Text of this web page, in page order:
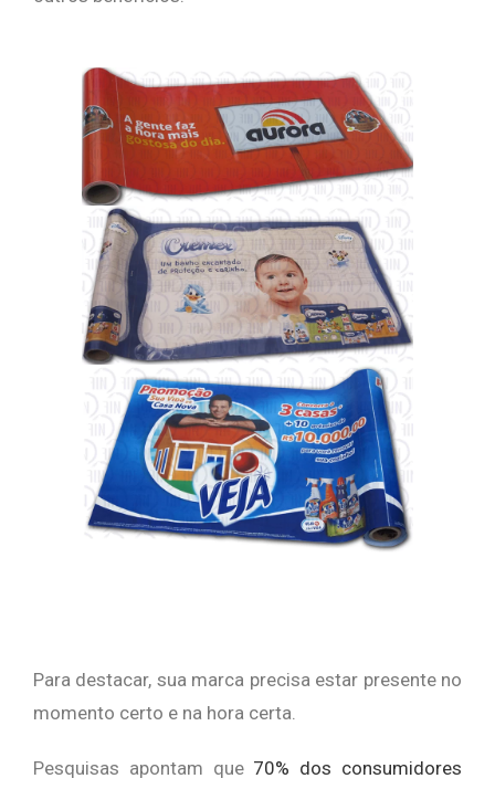
Para destacar, sua marca precisa estar presente no
momento certo e na hora certa.
Pesquisas apontam que 70% dos consumidores